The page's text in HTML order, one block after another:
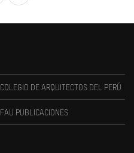
COLEGIO DE ARQUITECTOS DEL PERÚ
FAU PUBLICACIONES